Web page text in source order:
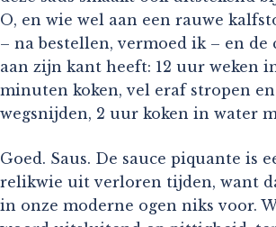
O, en wie wel aan een rauwe
– na bestellen, vermoed ik – en
aan zijn kant heeft: 12 uur weken
minuten koken, vel eraf stropen
wegsnijden, 2 uur koken in water
Goed. Saus. De sauce piquante is
relikwie uit verloren tijden, want
in onze moderne ogen niks voor.